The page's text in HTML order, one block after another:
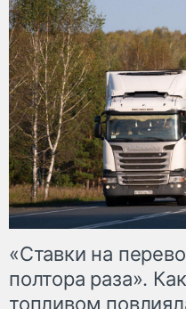
«Ставки на
полтора раза».
топливом